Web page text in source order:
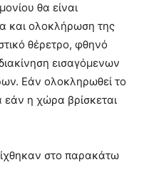
θα είναι
και ολοκλήρωση της
θέρετρο, φθηνό
εισαγόμενων
Εάν ολοκληρωθεί το
εάν η χώρα βρίσκεται
στο παρακάτω